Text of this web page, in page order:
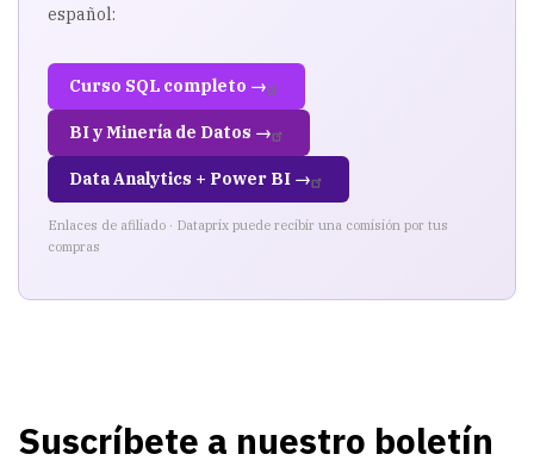
español:
Curso SQL completo →
BI y Minería de Datos →
Data Analytics + Power BI →
Enlaces de afiliado · Dataprix puede recibir una comisión por tus
compras
Suscríbete a nuestro boletín